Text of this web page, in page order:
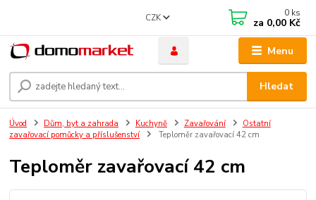
Menu
CZK
Hledat
0 ks
za 0,00 Kč
Úvod Dům, byt a zahrada Kuchyně Zavařování
Ostatní
zavařovací pomůcky a příslušenství
Teploměr zavařovací 42 cm
Teploměr zavařovací 42 cm